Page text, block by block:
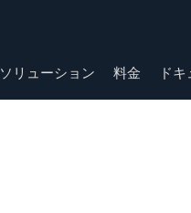
ソリューション 料金 ド